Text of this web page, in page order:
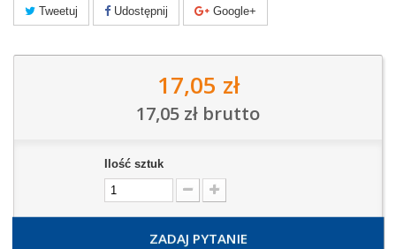
Tweetuj Udostępnij Google+
17,05 zł
17,05 zł brutto
Ilość sztuk
ZADAJ PYTANIE